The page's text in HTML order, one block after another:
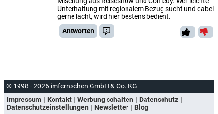
Unterhaltung mit regionalem Bezug sucht und dabei
gerne lacht, wird hier bestens bedient.
Antworten
© 1998 - 2026 imfernsehen GmbH & Co. KG
Impressum
Kontakt Werbung schalten
Datenschutz
Datenschutzeinstellungen
Newsletter Blog